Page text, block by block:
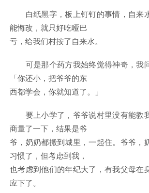
白纸黑字，板上钉钉的事情，自来
能悔改，就只好吃哑巴
亏，给我们村按了自来水。
可是那个药方我始终觉得神奇，我
「你还小，把爷爷的东
西都学会，你就知道了。」
要上小学了，爷爷说村里没有能教
商量了一下，结果是爷
爷，奶奶都搬到城里，一起住。爷爷，
习惯了，但考虑到我，
也考虑到他们的年纪大了，有我父母在
应下了。